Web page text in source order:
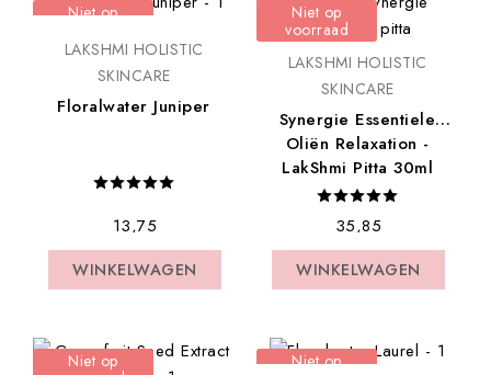
Niet op
LAKSHMI HOLISTIC
SKINCARE
Floralwater Juniper
€ 13,75
WINKELWAGEN
WINKELWAGEN
Niet op
voorraad
LAKSHMI HOLISTIC
SKINCARE
Synergie Essentiele
Oliën Relaxation -
LakShmi Pitta 30ml
€ 35,85
WINKELWAGEN
WINKELWAGEN
Niet op
Niet op